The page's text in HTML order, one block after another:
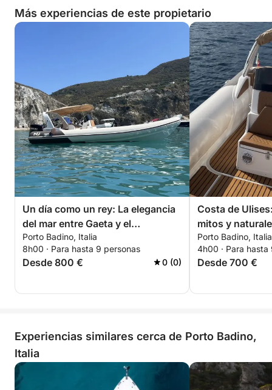
Más experiencias de este propietario
Un día como un rey: La elegancia
del mar entre Gaeta y el
promontorio de Sabaudia
Porto Badino, Italia
8h00 · Para hasta 9 personas
Desde 800 € 0 (0)
Costa de
mitos y
Badino
Porto Badino, Italia
4h00 · Para hasta
Desde 700 €
Experiencias similares cerca de Porto Badino,
Italia